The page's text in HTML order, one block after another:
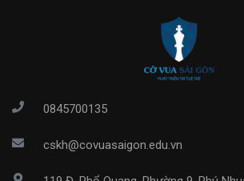
0845700135
cskh@covuasaigon.edu.vn